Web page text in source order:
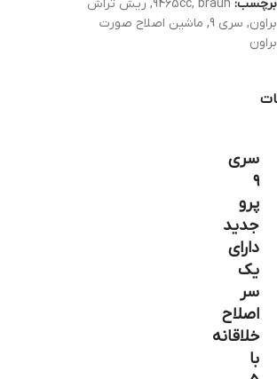
برچسب:
9465cc, braun
, ریش تراش
براون, سری 9 , ماشین اصلاح صورت
براون
سری
۹
پرو
جدید
دارای
یک
سر
اصلاح
خلاقانه
با